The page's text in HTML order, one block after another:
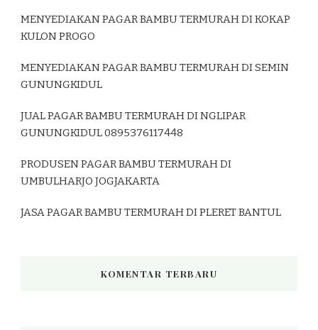
MENYEDIAKAN PAGAR BAMBU TERMURAH DI KOKAP
KULON PROGO
MENYEDIAKAN PAGAR BAMBU TERMURAH DI SEMIN
GUNUNGKIDUL
JUAL PAGAR BAMBU TERMURAH DI NGLIPAR
GUNUNGKIDUL 0895376117448
PRODUSEN PAGAR BAMBU TERMURAH DI
UMBULHARJO JOGJAKARTA
JASA PAGAR BAMBU TERMURAH DI PLERET BANTUL
KOMENTAR TERBARU